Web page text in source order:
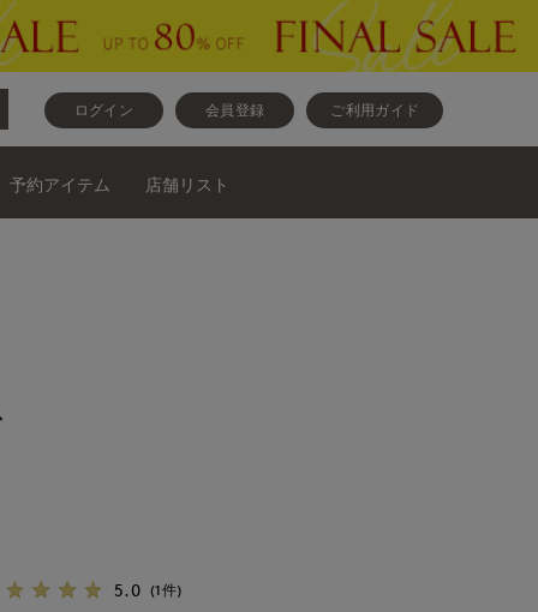
ログイン 会員登録 ご利用ガイド
予約アイテム 店舗リスト
5.0 (1件)